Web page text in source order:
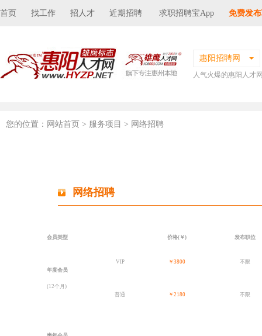
首页 找工作 招人才 近期招聘 求职招聘宝App 免费发
惠阳招聘网
人气火爆的惠阳人才
您的位置： 网站首页 > 服务项目 > 网络招聘
网络招聘
会员类型 价格(￥) 发布职位
年度会员
(12个月)
VIP ￥3800 不限
普通 ￥2180 不限